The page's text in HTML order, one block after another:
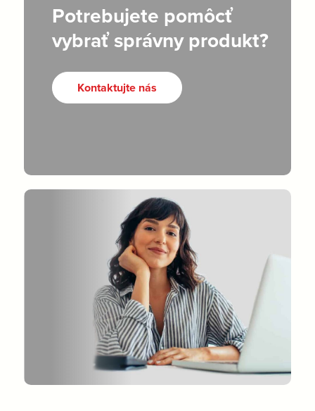
Potrebujete pomôcť
vybrať správny produkt?
Kontaktujte nás